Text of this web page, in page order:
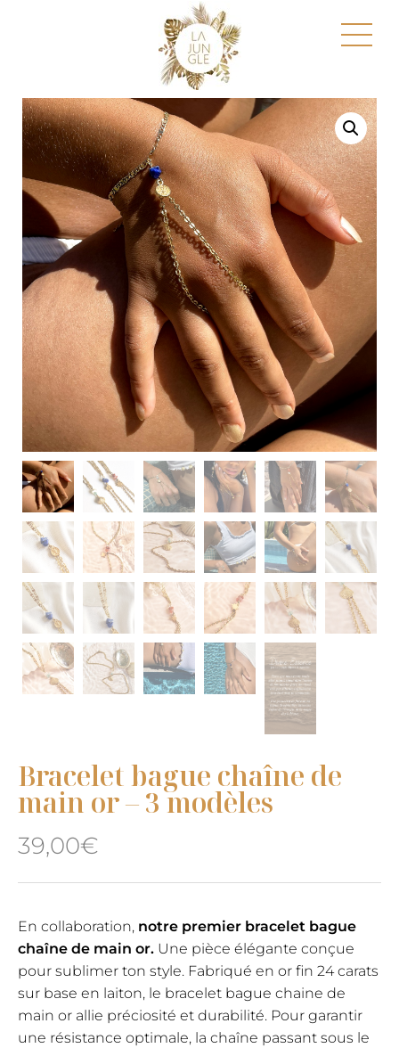
Bracelet bague chaîne de
main or – 3 modèles
39,00€
En collaboration, notre premier bracelet bague
chaîne de main or. Une pièce élégante conçue
pour sublimer ton style. Fabriqué en or fin 24 carats
sur base en laiton, le bracelet bague chaine de
main or allie préciosité et durabilité. Pour garantir
une résistance optimale, la chaîne passant sous le